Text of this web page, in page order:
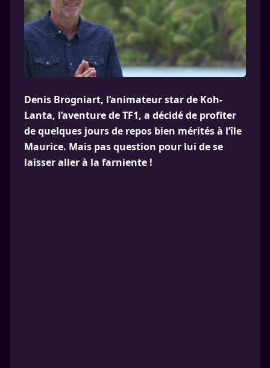
Denis Brogniart, l’animateur star de Koh-
Lanta, l’aventure de TF1, a décidé de profiter
de quelques jours de repos bien mérités à l’île
Maurice. Mais pas question pour lui de se
laisser aller à la farniente !